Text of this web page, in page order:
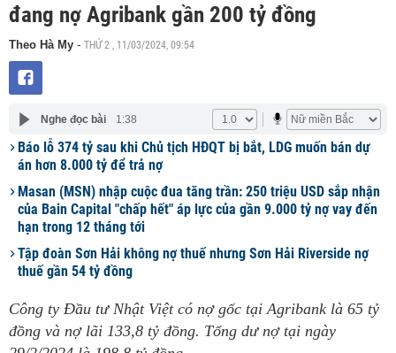
đang nợ Agribank gần 200 tỷ đồng
Theo Hà My - THỨ 2 , 11/03/2024, 09:54
Nghe đọc bài 1:38
Báo lỗ 374 tỷ sau khi Chủ tịch HĐQT bị bắt, LDG muốn bán dự
án hơn 8.000 tỷ để trả nợ
Masan (MSN) nhập cuộc đua tăng trần: 250 triệu USD sắp nhận
của Bain Capital "chấp hết" áp lực của gần 9.000 tỷ nợ vay đến
hạn trong 12 tháng tới
Tập đoàn Sơn Hải không nợ thuế nhưng Sơn Hải Riverside nợ
thuế gần 54 tỷ đồng
Công ty Đầu tư Nhật Việt có nợ gốc tại Agribank là 65 tỷ
đồng và nợ lãi 133,8 tỷ đồng. Tổng dư nợ tại ngày